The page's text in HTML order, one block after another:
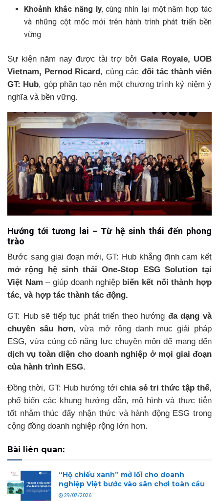
Khoảnh khắc nâng ly, cùng nhìn lại một năm hợp tác
và những cột mốc mới trên hành trình phát triển bền
vững
Sự kiện năm nay được tài trợ bởi Gala Royale, UOB
Vietnam, Pernod Ricard , cùng các đối tác thành viên
GT: Hub, góp phần tạo nên một chương trình kỷ niệm ý
nghĩa và bền vững.
Hướng tới tương lai – Từ hệ sinh thái đến phong
trào
Bước sang giai đoạn mới, GT: Hub khẳng định cam kết
mở rộng hệ sinh thái One-Stop ESG Solution tại
Việt Nam – giúp doanh nghiệp biến kết nối thành hợp
tác, và hợp tác thành tác động.
GT: Hub sẽ tiếp tục phát triển theo hướng đa dạng và
chuyên sâu hơn, vừa mở rộng danh mục giải pháp
ESG, vừa củng cố năng lực chuyên môn để mang đến
dịch vụ toàn diện cho doanh nghiệp ở mọi giai đoạn
của hành trình ESG.
Đồng thời, GT: Hub hướng tớichia sẻ tri thức tập thể,
phổ biến các khung hướng dẫn, mô hình và thực tiễn
tốt nhằm thúc đẩy nhận thức và hành động ESG trong
cộng đồng doanh nghiệp rộng lớn hơn.
Bài liên quan:
“Hộ chiếu xanh” mở lối cho doanh
nghiệp Việt bước vào sân chơi toàn cầu
29/07/2026